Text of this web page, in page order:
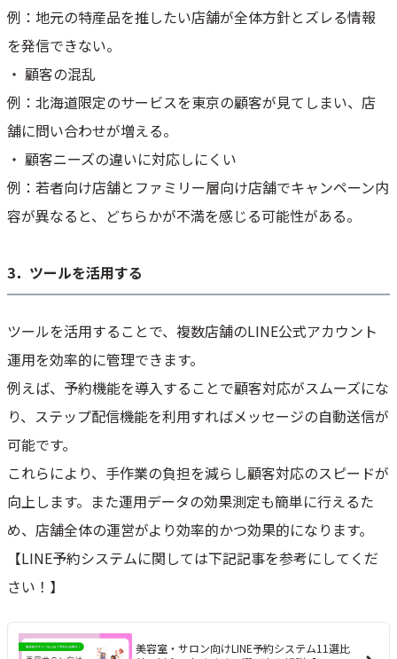
例：地元の特産品を推したい店舗が全体方針とズレる情報
を発信できない。
・ 顧客の混乱
例：北海道限定のサービスを東京の顧客が見てしまい、店
舗に問い合わせが増える。
・ 顧客ニーズの違いに対応しにくい
例：若者向け店舗とファミリー層向け店舗でキャンペーン内
容が異なると、どちらかが不満を感じる可能性がある。
3．ツールを活用する
ツールを活用することで、複数店舗のLINE公式アカウント
運用を効率的に管理できます。
例えば、予約機能を導入することで顧客対応がスムーズにな
り、ステップ配信機能を利用すればメッセージの自動送信が
可能です。
これらにより、手作業の負担を減らし顧客対応のスピードが
向上します。また運用データの効果測定も簡単に行えるた
め、店舗全体の運営がより効率的かつ効果的になります。
【LINE予約システムに関しては下記記事を参考にしてくだ
さい！】
美容室・サロン向けLINE予約システム11選比